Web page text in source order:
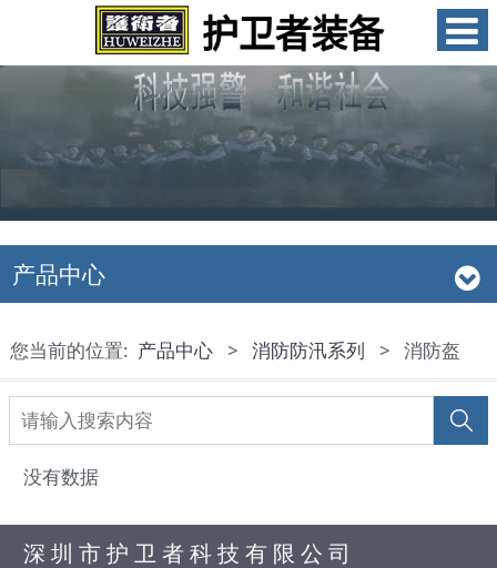
产品中心
您当前的位置: 产品中心 > 消防防汛系列 > 消防盔
没有数据
深 圳 市 护 卫 者 科 技 有 限 公 司